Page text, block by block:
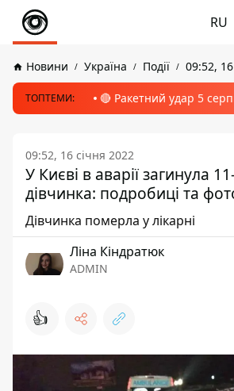
RU
Новини Україна Події 09:52,
ТОПТЕМИ: 🔴 Ракетний удар 5
09:52, 16 січня 2022
У Києві в аварії загинула
дівчинка: подробиці та
Дівчинка померла у лікарні
Ліна Кіндратюк
ADMIN
👍